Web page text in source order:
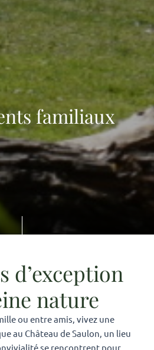
familiaux
d’exception
nature
ou entre amis, vivez une
au Château de Saulon, un lieu
se rencontrent pour